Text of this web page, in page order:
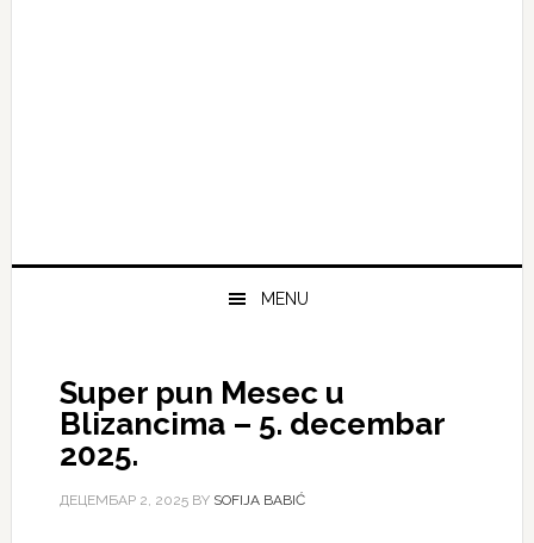
MENU
Super pun Mesec u
Blizancima – 5. decembar
2025.
ДЕЦЕМБАР 2, 2025BY SOFIJA BABIĆ